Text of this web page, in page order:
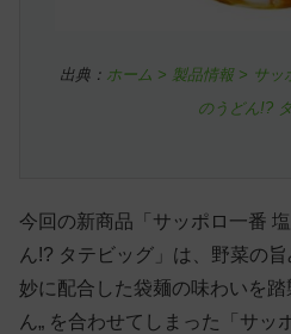
出典： ホーム > 製品情報 > サッ
のうどん!?
今回の新商品「サッポロ一番
ん!? タテビッグ」は、野菜の
妙に配合した袋麺の味わいを
ん„ を合わせてしまった「サッ